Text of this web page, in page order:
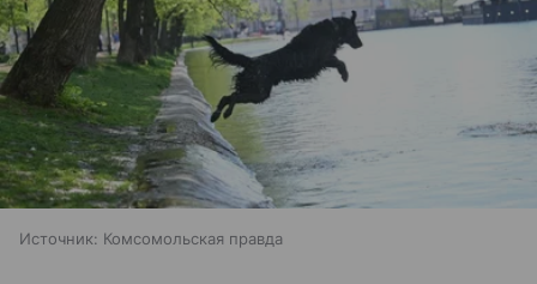
Источник: Комсомольская правда